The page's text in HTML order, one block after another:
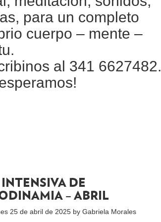
para un completo
cuerpo – mente –
al 341 6627482.
DE
– ABRIL
25 de abril de 2025 by Gabriela Morales